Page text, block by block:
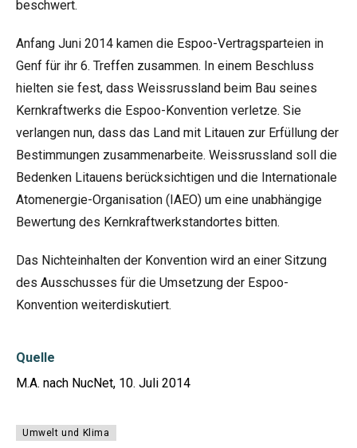
beschwert.
Anfang Juni 2014 kamen die Espoo-Vertragsparteien in
Genf für ihr 6. Treffen zusammen. In einem Beschluss
hielten sie fest, dass Weissrussland beim Bau seines
Kernkraftwerks die Espoo-Konvention verletze. Sie
verlangen nun, dass das Land mit Litauen zur Erfüllung der
Bestimmungen zusammenarbeite. Weissrussland soll die
Bedenken Litauens berücksichtigen und die Internationale
Atomenergie-Organisation (IAEO) um eine unabhängige
Bewertung des Kernkraftwerkstandortes bitten.
Das Nichteinhalten der Konvention wird an einer Sitzung
des Ausschusses für die Umsetzung der Espoo-
Konvention weiterdiskutiert.
Quelle
M.A. nach NucNet, 10. Juli 2014
Umwelt und Klima